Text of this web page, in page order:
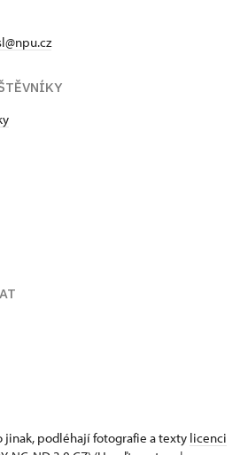
jinak, podléhají fotografie a texty licenci